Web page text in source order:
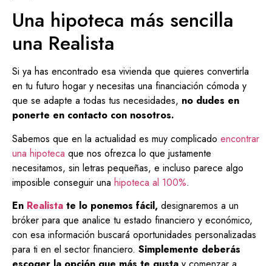
Una hipoteca más sencilla
una Realista
Si ya has encontrado esa vivienda que quieres convertirla
en tu futuro hogar y necesitas una financiación cómoda y
que se adapte a todas tus necesidades, no dudes en
ponerte en contacto con nosotros.
Sabemos que en la actualidad es muy complicado encontrar
una hipoteca que nos ofrezca lo que justamente
necesitamos, sin letras pequeñas, e incluso parece algo
imposible conseguir una hipoteca al 100%.
En Realista te lo ponemos fácil, designaremos a un
bróker para que analice tu estado financiero y económico,
con esa información buscará oportunidades personalizadas
para ti en el sector financiero. Simplemente deberás